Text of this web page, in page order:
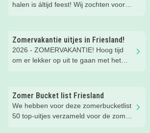
halen is áltijd feest! Wij zochten voor
plekjes, zodat jij er ook lekker bij zit.
Zomervakantie uitjes in Friesland!
2026 - ZOMERVAKANTIE! Hoog tijd
om er lekker op uit te gaan met het
een vet aquapark, een leuke
workshop, tekenen in de
prinsessentuin of klombootje varen?
Check de leukste, zomerse uitjes
Zomer Bucket list Friesland
We hebben voor deze zomerbucketlist
50 top-uitjes verzameld voor de zomer.